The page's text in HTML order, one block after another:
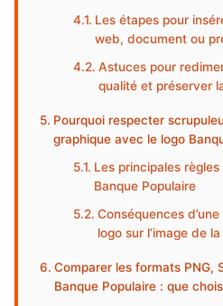
Les étapes pour
web, document ou
Astuces pour
qualité et préserver
Pourquoi respecter
graphique avec le logo
Les principales
Banque Populaire
Conséquences
logo sur l’image de
Comparer les formats PNG,
Banque Populaire : que